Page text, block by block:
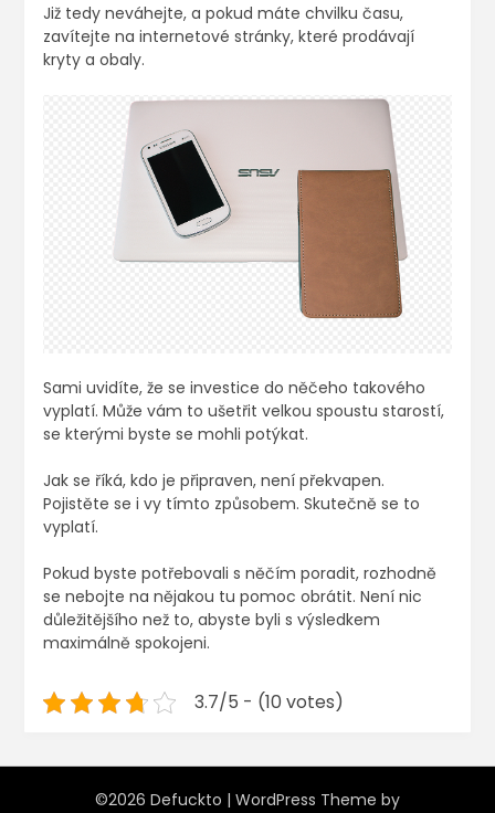
Již tedy neváhejte, a pokud máte chvilku času,
zavítejte na internetové stránky, které prodávají
kryty a obaly.
Sami uvidíte, že se investice do něčeho takového
vyplatí. Může vám to ušetřit velkou spoustu starostí,
se kterými byste se mohli potýkat.
Jak se říká, kdo je připraven, není překvapen.
Pojistěte se i vy tímto způsobem. Skutečně se to
vyplatí.
Pokud byste potřebovali s něčím poradit, rozhodně
se nebojte na nějakou tu pomoc obrátit. Není nic
důležitějšího než to, abyste byli s výsledkem
maximálně spokojeni.
3.7/5 - (10 votes)
©2026 Defuckto | WordPress Theme by